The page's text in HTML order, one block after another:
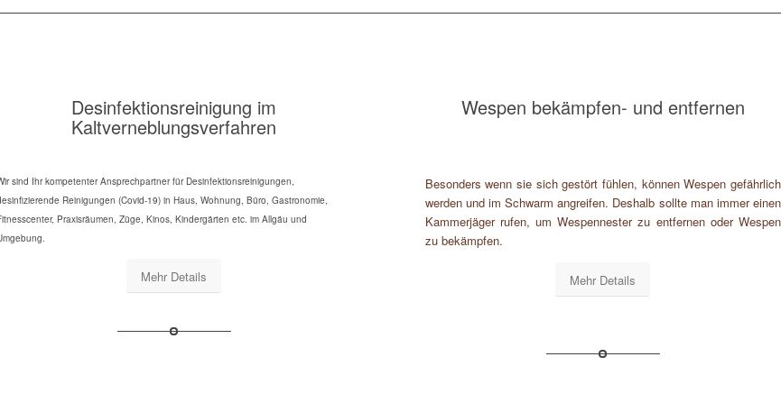
Desinfektionsreinigung im
Kaltverneblungsverfahren
sind Ihr kompetenter Ansprechpartner für Desinfektionsreinigungen,
Reinigungen (Covid-19) in Haus, Wohnung, Büro, Gastronomie,
Praxisräumen, Züge, Kinos, Kindergärten etc. im Allgäu und
Mehr Details
Wespen bekämpfen- und entfernen
Besonders wenn sie sich gestört fühlen, können Wespen gefährlich
werden und im Schwarm angreifen. Deshalb sollte man immer einen
Kammerjäger rufen, um Wespennester zu entfernen oder Wespen
zu bekämpfen.
Mehr Details